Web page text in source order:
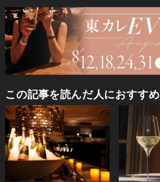
この記事を読んだ人におすすめ